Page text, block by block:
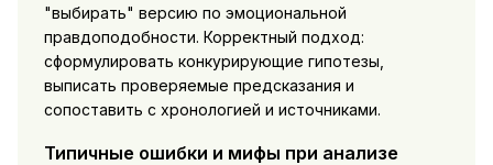
"выбирать" версию по эмоциональной
правдоподобности. Корректный подход:
сформулировать конкурирующие гипотезы,
выписать проверяемые предсказания и
сопоставить с хронологией и источниками.
Типичные ошибки и мифы при анализе